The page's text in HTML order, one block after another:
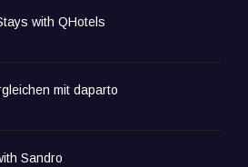
with QHotels
mit daparto
Sandro